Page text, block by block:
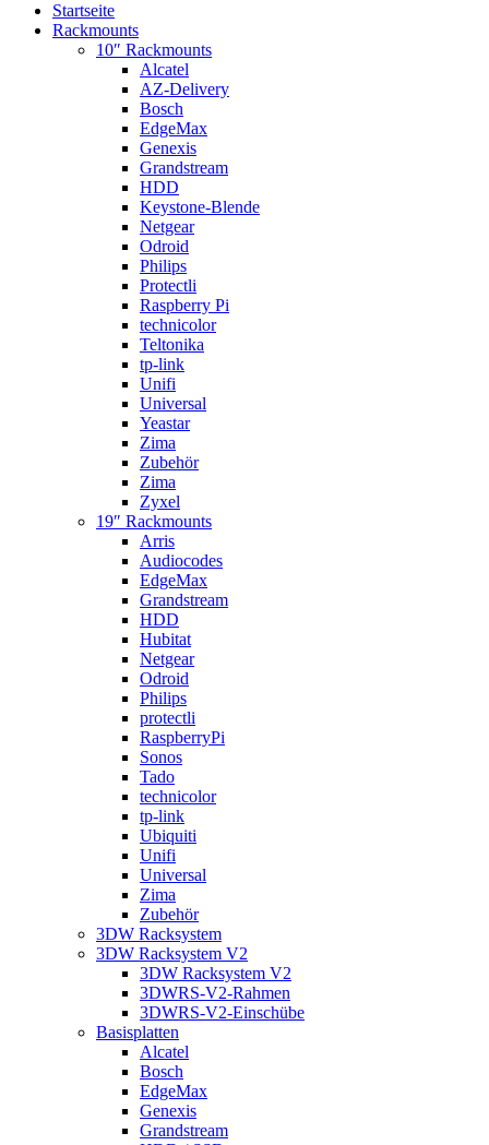
Startseite
Rackmounts
10″ Rackmounts
Alcatel
AZ-Delivery
Bosch
EdgeMax
Genexis
Grandstream
HDD
Keystone-Blende
Netgear
Odroid
Philips
Protectli
Raspberry Pi
technicolor
Teltonika
tp-link
Unifi
Universal
Yeastar
Zima
Zubehör
Zima
Zyxel
19″ Rackmounts
Arris
Audiocodes
EdgeMax
Grandstream
HDD
Hubitat
Netgear
Odroid
Philips
protectli
RaspberryPi
Sonos
Tado
technicolor
tp-link
Ubiquiti
Unifi
Universal
Zima
Zubehör
3DW Racksystem
3DW Racksystem V2
3DW Racksystem V2
3DWRS-V2-Rahmen
3DWRS-V2-Einschübe
Basisplatten
Alcatel
Bosch
EdgeMax
Genexis
Grandstream